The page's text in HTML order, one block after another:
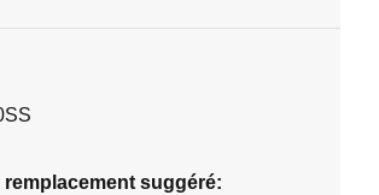
remplacement suggéré: